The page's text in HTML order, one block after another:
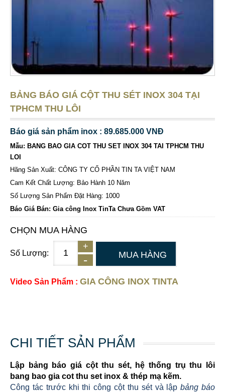
BẢNG BÁO GIÁ CỘT THU SÉT INOX 304 TẠI
TPHCM THU LÔI
Báo giá sản phẩm inox : 89.685.000 VNĐ
Mẫu: BANG BAO GIA COT THU SET INOX 304 TAI TPHCM THU
LOI
Hãng Sản Xuất: CÔNG TY CỔ PHẦN TIN TA VIỆT NAM
Cam Kết Chất Lượng: Bảo Hành 10 Năm
Số Lượng Sản Phẩm Đặt Hàng: 1000
Báo Giá Bán: Gia công Inox TinTa Chưa Gồm VAT
CHỌN MUA HÀNG
Số Lượng: MUA HÀNG
Video Sản Phẩm : GIA CÔNG INOX TINTA
CHI TIẾT SẢN PHẨM
Lập bảng báo giá cột thu sét, hệ thống trụ thu lôi
bang bao gia cot thu set inox & thép mạ kẽm.
Công tác trước khi thi công cột thu sét và lậpbảng báo